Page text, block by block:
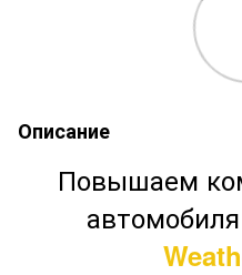
Описание
Повышаем